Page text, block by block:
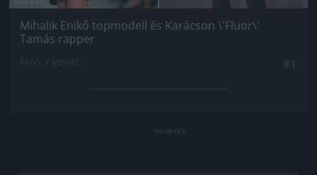
Mihalik Enikő topmodell és Karácson \'Fluor\'
Tamás rapper